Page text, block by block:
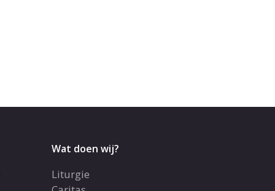
Wat doen wij?
Liturgie